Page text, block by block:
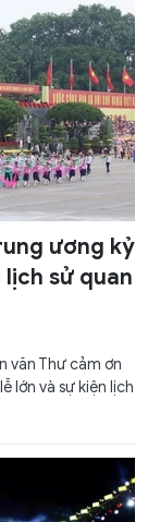
ương kỷ
sử quan
văn Thư cảm ơn
lớn và sự kiện lịch